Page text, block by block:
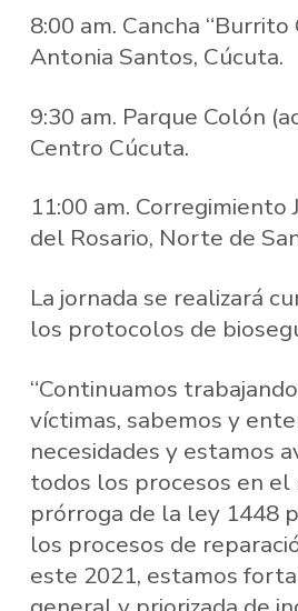
8:00 am. Cancha “Burrito
Antonia Santos, Cúcuta.
9:30 am. Parque Colón
Centro Cúcuta.
11:00 am. Corregimiento
del Rosario, Norte de
La jornada se realizará
los protocolos de
“Continuamos
víctimas, sabemos y
necesidades y estamos
todos los procesos en el
prórroga de la ley 1448
los procesos de
este 2021, estamos